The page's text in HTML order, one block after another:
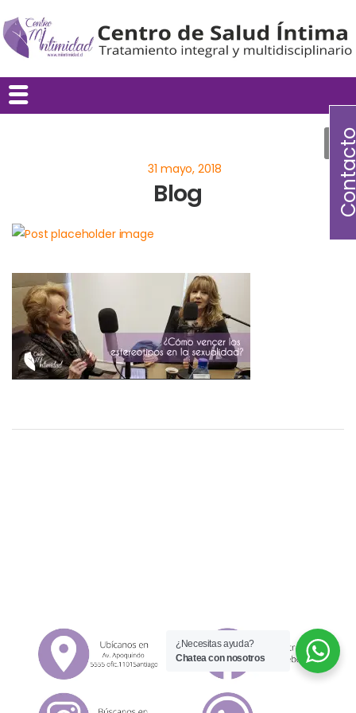
Blog
¿Necesitas ayuda?
Chatea con nosotros